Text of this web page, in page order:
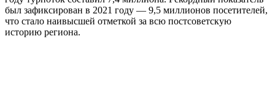
был зафиксирован в 2021 году — 9,5 миллионов посетителей,
что стало наивысшей отметкой за всю постсоветскую
историю региона.